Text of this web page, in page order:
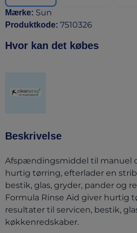
Mærke: Sun
Produktkode: 7510326
Hvor kan det købes
Beskrivelse
Afspændingsmiddel til manuel
hurtig tørring, efterlader en
bestik, glas, gryder, pander og
Formula Rinse Aid giver hurtig
resultater til servicen, bestik,
køkkenredskaber.